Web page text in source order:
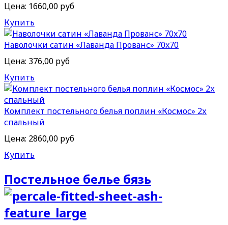
Цена: 1660,00 руб
Купить
Наволочки сатин «Лаванда Прованс» 70x70
Цена: 376,00 руб
Купить
Комплект постельного белья поплин «Космос» 2х
спальный
Цена: 2860,00 руб
Купить
Постельное белье бязь